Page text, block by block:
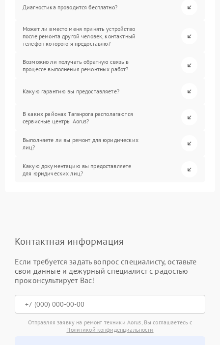
Диагностика проводится бесплатно?
Может ли вместо меня принять устройство
после ремонта другой человек, контактный
телефон которого я предоставлю?
Возможно ли получать обратную связь в
процессе выполнения ремонтных работ?
Какую гарантию вы предоставляете?
В каких районах Таганрога располагаются
сервисные центры Aorus?
Выполняете ли вы ремонт для юридических
лиц?
Какую документацию вы предоставляете
для юридических лиц?
Контактная информация
Если требуется задать вопрос специалисту, оставьте
свои данные и дежурный специалист с радостью
проконсультирует Вас!
Отправляя заявку на ремонт техники Aorus, Вы соглашаетесь с
Политикой конфиденциальности